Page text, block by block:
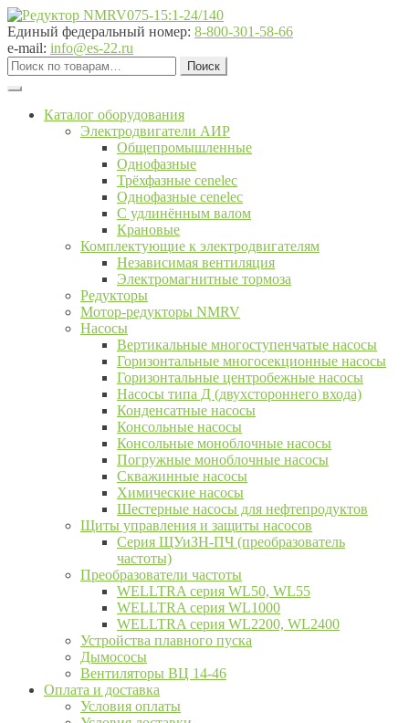
Перейти
к
навигации
Перейти
к
содержимому
Единый федеральный номер: 8-800-301-58-66
e-mail: info@es-22.ru
Искать:
Поиск
Каталог оборудования
Электродвигатели АИР
Общепромышленные
Однофазные
Трёхфазные cenelec
Однофазные cenelec
С удлинённым валом
Крановые
Комплектующие к электродвигателям
Независимая вентиляция
Электромагнитные тормоза
Редукторы
Мотор-редукторы NMRV
Насосы
Вертикальные многоступенчатые насосы
Горизонтальные многосекционные насосы
Горизонтальные центробежные насосы
Насосы типа Д (двухстороннего входа)
Конденсатные насосы
Консольные насосы
Консольные моноблочные насосы
Погружные моноблочные насосы
Скважинные насосы
Химические насосы
Шестерные насосы для нефтепродуктов
Щиты управления и защиты насосов
Серия ЩУиЗН-ПЧ (преобразователь
частоты)
Преобразователи частоты
WELLTRA cерия WL50, WL55
WELLTRA cерия WL1000
WELLTRA серия WL2200, WL2400
Устройства плавного пуска
Дымососы
Вентиляторы ВЦ 14-46
Оплата и доставка
Условия оплаты